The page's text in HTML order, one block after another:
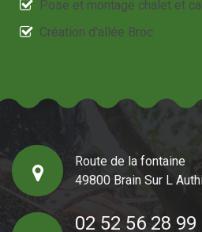
Pose et montage chalet et
Création d'allée Broc
Route de la fontaine
49800 Brain Sur L
02 52 56 28 99